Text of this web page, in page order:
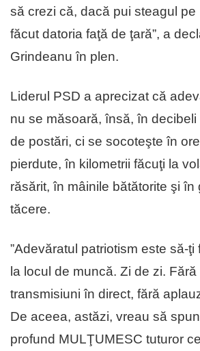
să crezi că, dacă pui steagul pe
făcut datoria faţă de ţară”, a
Grindeanu în plen.
Liderul PSD a aprecizat că
nu se măsoară, însă, în decibeli
de postări, ci se socoteşte în
pierdute, în kilometrii făcuţi la
răsărit, în mâinile bătătorite şi în
tăcere.
”Adevăratul patriotism este să-
la locul de muncă. Zi de zi.
transmisiuni în direct, fără
De aceea, astăzi, vreau să
profund MULŢUMESC tuturor